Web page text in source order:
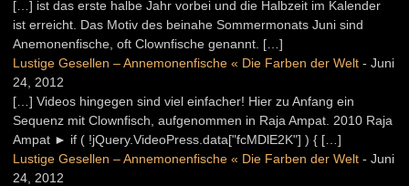
[…] ist das erste halbe Jahr vorbei und die Halbzeit im Kalender
ist erreicht. Das Motiv des beinahe Sommermonats Juni sind
Anemonenfische, oft Clownfische genannt. […]
Lustige Gesellen – Annemonenfische « Die Farben der Welt - Juni
24, 2012
[…] Videos hingegen sind viel einfacher! Hier zu Anfang ein
Sequenz mit Clownfisch, aufgenommen in Raja Ampat. 2010 Raja
Ampat ► if ( !jQuery.VideoPress.data["fcMDlE2K"] ) { […]
Lustige Gesellen – Annemonenfische « Die Farben der Welt - Juni
24, 2012